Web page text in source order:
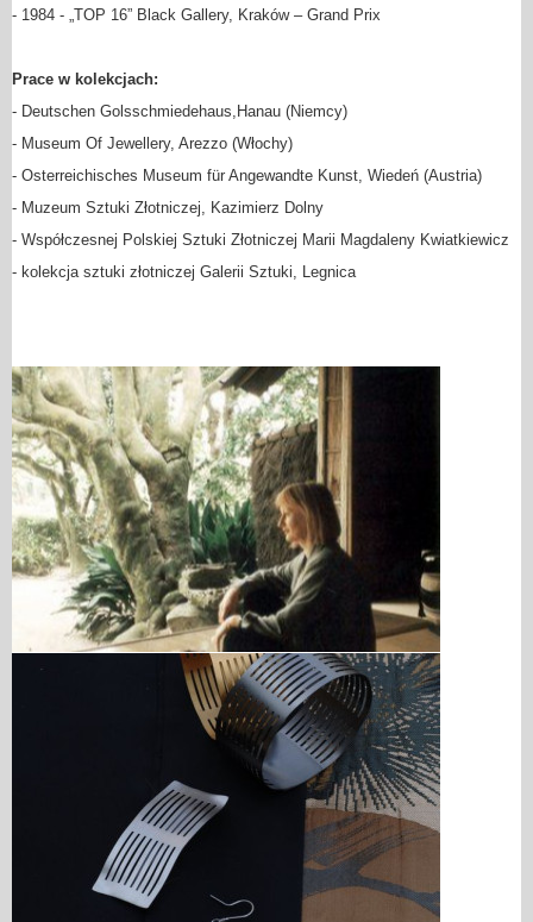
- 1984 - „TOP 16” Black Gallery, Kraków – Grand Prix
Prace w kolekcjach:
- Deutschen Golsschmiedehaus,Hanau (Niemcy)
- Museum Of Jewellery, Arezzo (Włochy)
- Osterreichisches Museum für Angewandte Kunst, Wiedeń (Austria)
- Muzeum Sztuki Złotniczej, Kazimierz Dolny
- Współczesnej Polskiej Sztuki Złotniczej Marii Magdaleny Kwiatkiewicz
- kolekcja sztuki złotniczej Galerii Sztuki, Legnica